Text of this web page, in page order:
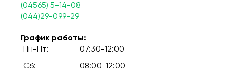
(04565) 5-14-08
(044)29-099-29
График работы:
Пн-Пт:
07:30-12:00
Сб: 08:00-12:00